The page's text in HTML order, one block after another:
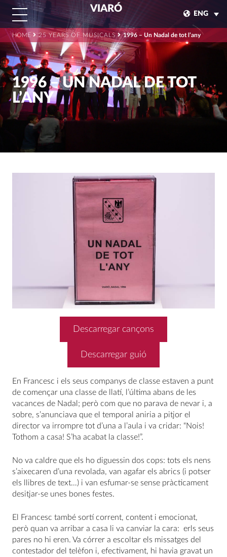
VIARÓ
ENG
HOME 25 YEARS OF MUSICALS 1996 – Un Nadal de tot l’any
1996 – UN NADAL DE TOT
L’ANY
Descarregar cançons
Descarregar guió
En Francesc i els seus companys de classe estaven a punt
de començar una classe de llatí, l’última abans de les
vacances de Nadal; però com que no parava de nevar i, a
sobre, s’anunciava que el temporal aniria a pitjor el
director va irrompre tot d’una a l’aula i va cridar: “Nois!
Tothom a casa! S’ha acabat la classe!”.
No va caldre que els ho diguessin dos cops: tots els nens
s’aixecaren d’una revolada, van agafar els abrics (i potser
els llibres de text…) i van esfumar-se sense pràcticament
desitjar-se unes bones festes.
El Francesc també sortí corrent, content i emocionat,
però quan va arribar a casa li va canviar la cara: erls seus
pares no hi eren. Va córrer a escoltar els missatges del
contestador del telèfon i, efectivament, hi havia gravat un